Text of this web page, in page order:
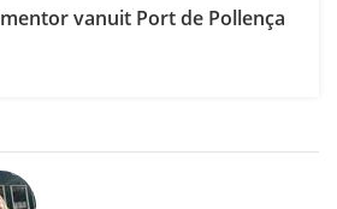
vanuit Port de Pollença